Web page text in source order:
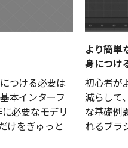
つける必要は
本インターフ
必要なモデリ
けをぎゅっと
より簡
身につけ
初心者が
減らして
な基礎例
れるブラ